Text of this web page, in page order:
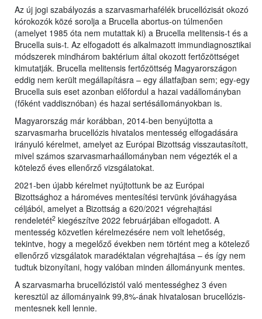
Az új jogi szabályozás a szarvasmarhafélék brucellózisát okozó
kórokozók közé sorolja a Brucella abortus-on túlmenően
(amelyet 1985 óta nem mutattak ki) a Brucella melitensis-t és a
Brucella suis-t. Az elfogadott és alkalmazott immundiagnosztikai
módszerek mindhárom baktérium által okozott fertőzöttséget
kimutatják. Brucella melitensis fertőzöttség Magyarországon
eddig nem került megállapításra – egy állatfajban sem; egy-egy
Brucella suis eset azonban előfordul a hazai vadállományban
(főként vaddisznóban) és hazai sertésállományokban is.
Magyarország már korábban, 2014-ben benyújtotta a
szarvasmarha brucellózis hivatalos mentesség elfogadására
irányuló kérelmet, amelyet az Európai Bizottság visszautasított,
mivel számos szarvasmarhaállományban nem végezték el a
kötelező éves ellenőrző vizsgálatokat.
2021-ben újabb kérelmet nyújtottunk be az Európai
Bizottsághoz a hároméves mentesítési tervünk jóváhagyása
céljából, amelyet a Bizottság a 620/2021 végrehajtási
rendeletét2 kiegészítve 2022 februárjában elfogadott. A
mentesség közvetlen kérelmezésére nem volt lehetőség,
tekintve, hogy a megelőző években nem történt meg a kötelező
ellenőrző vizsgálatok maradéktalan végrehajtása – és így nem
tudtuk bizonyítani, hogy valóban minden állományunk mentes.
A szarvasmarha brucellózistól való mentességhez 3 éven
keresztül az állományaink 99,8%-ának hivatalosan brucellózis-
mentesnek kell lennie.